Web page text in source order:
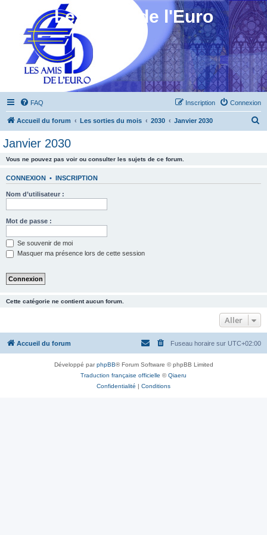
Les Amis de l'Euro
FAQ Connexion
Inscription
Accueil du forum Les sorties du mois 2030 Janvier 2030
Janvier 2030
Vous ne pouvez pas voir ou consulter les sujets de ce forum.
CONNEXION • INSCRIPTION
Nom d’utilisateur :
Mot de passe :
Se souvenir de moi
Masquer ma présence lors de cette session
Cette catégorie ne contient aucun forum.
Aller
Accueil du forum Fuseau horaire sur UTC+02:00
Développé parphpBB® Forum Software © phpBB Limited
Traduction française officielle ©Qiaeru
Confidentialité | Conditions